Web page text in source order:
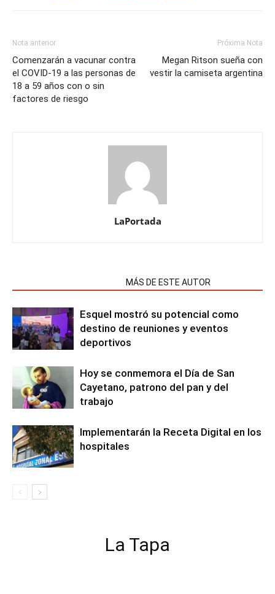
Nota anterior
Comenzarán a vacunar contra
el COVID-19 a las personas de
18 a 59 años con o sin
factores de riesgo
Próxima Nota
Megan Ritson sueña con
vestir la camiseta argentina
LaPortada
MÁS DE ESTE AUTOR
Esquel mostró su potencial como
destino de reuniones y eventos
deportivos
Hoy se conmemora el Día de San
Cayetano, patrono del pan y del
trabajo
Implementarán la Receta Digital en los
hospitales
La Tapa